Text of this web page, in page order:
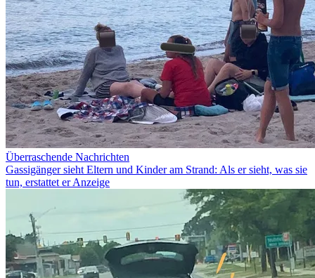
Überraschende Nachrichten
Gassigänger sieht Eltern und Kinder am Strand: Als er sieht, was sie
tun, erstattet er Anzeige